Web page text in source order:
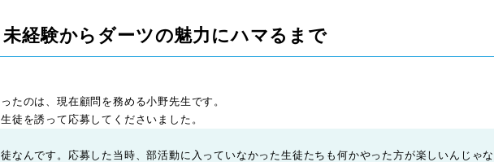
経験からダーツの魅力にハマるまで
たのは、現在顧問を務める小野先生です。
徒を誘って応募してくださいました。
なんです。応募した当時、部活動に入っていなかった生徒たちも何かやった方が楽しいんじゃな